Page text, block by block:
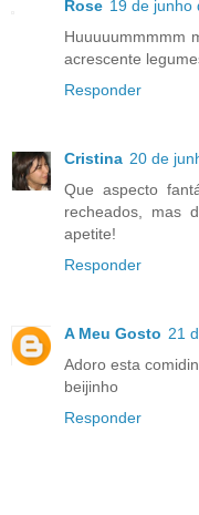
Rose 19 de junho
Huuuuummmmm
acrescente
Responder
Cristina 20 de
Que aspecto
recheados, mas
apetite!
Responder
A Meu Gosto 21
Adoro esta
beijinho
Responder